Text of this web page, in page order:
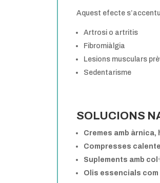
Aquest efecte
Artrosi o artritis
Fibromiàlgia
Lesions musculars
Sedentarisme
SOLUCIONS
Cremes amb
Compresses
Suplements amb
Olis essencials com